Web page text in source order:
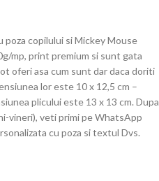
copilului si Mickey Mouse
mp, print premium si sunt gata
oferi asa cum sunt dar daca doriti
lor este 10 x 12,5 cm –
plicului este 13 x 13 cm. Dupa
vineri), veti primi pe WhatsApp
cu poza si textul Dvs.